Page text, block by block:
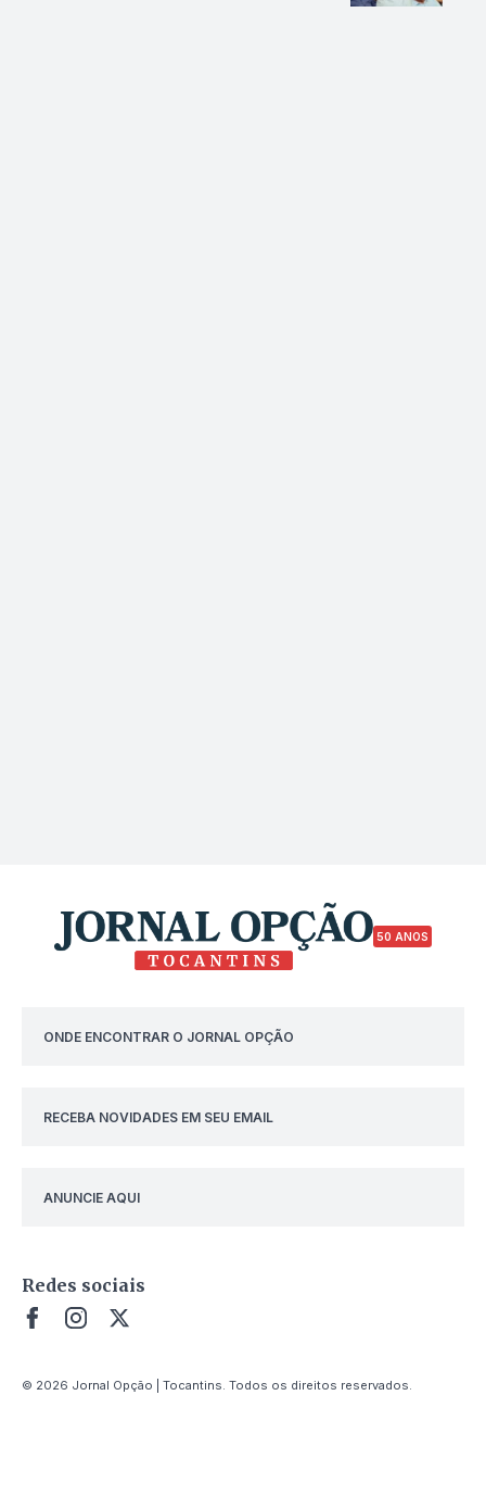
50 ANOS
ONDE ENCONTRAR O JORNAL OPÇÃO
RECEBA NOVIDADES EM SEU EMAIL
ANUNCIE AQUI
Redes sociais
© 2026 Jornal Opção | Tocantins. Todos os direitos reservados.